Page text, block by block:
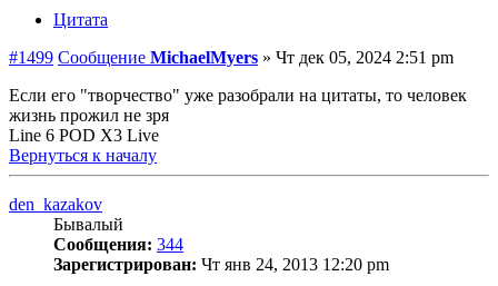
Цитата
#1499 Сообщение MichaelMyers » Чт дек 05, 2024 2:51 pm
Если его "творчество" уже разобрали на цитаты, то человек
жизнь прожил не зря
Line 6 POD X3 Live
Вернуться к началу
den_kazakov
Бывалый
Сообщения: 344
Зарегистрирован: Чт янв 24, 2013 12:20 pm